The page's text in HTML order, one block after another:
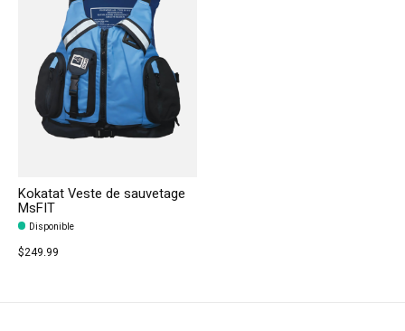
Kokatat Veste de sauvetage
MsFIT
Disponible
$249.99